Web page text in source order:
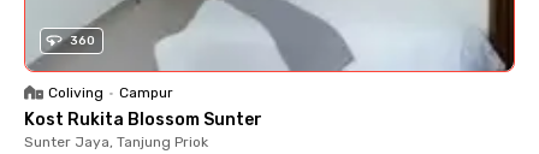
360
Coliving • Campur
Kost Rukita Blossom Sunter
Sunter Jaya, Tanjung Priok